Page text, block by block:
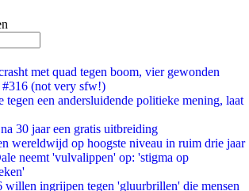
met quad tegen boom, vier gewonden
(not very sfw!)
tegen een andersluidende politieke mening, laat
30 jaar een gratis uitbreiding
wereldwijd op hoogste niveau in ruim drie jaar
neemt 'vulvalippen' op: 'stigma op
ingrijpen tegen 'gluurbrillen' die mensen